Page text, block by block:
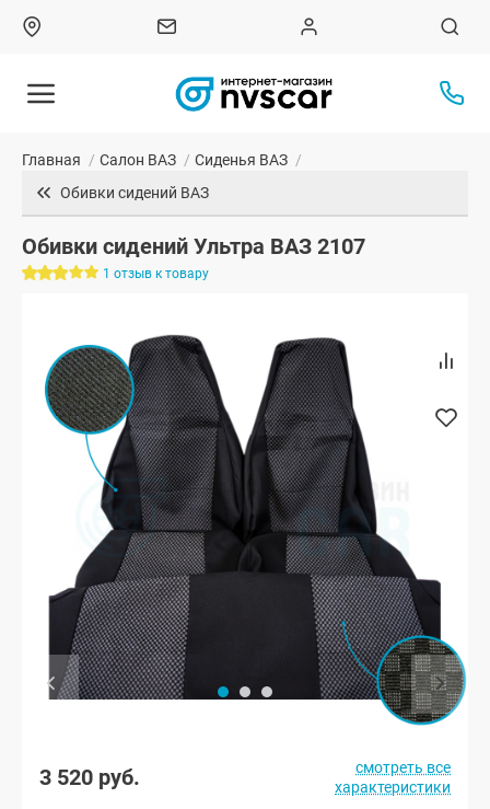
Главная / Салон ВАЗ / Сиденья ВАЗ /
Обивки сидений ВАЗ
Обивки сидений Ультра ВАЗ 2107
1 отзыв к товару
3 520 руб.
смотреть все
характеристики